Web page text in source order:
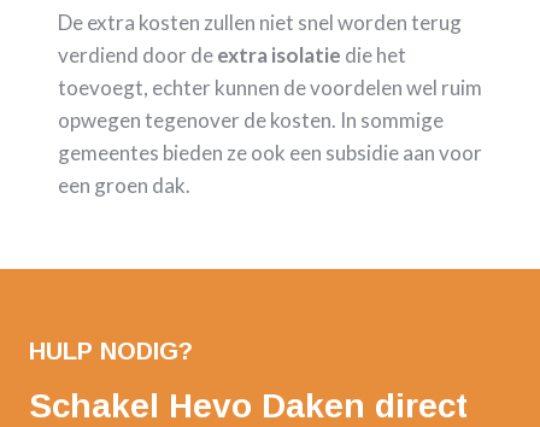
De extra kosten zullen niet snel worden terug
verdiend door deextra isolatie die het
toevoegt, echter kunnen de voordelen wel ruim
opwegen tegenover de kosten. In sommige
gemeentes bieden ze ook een subsidie aan voor
een groen dak.
HULP NODIG?
Schakel Hevo Daken direct